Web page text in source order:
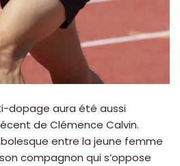
dopage aura été aussi
de Clémence Calvin.
entre la jeune femme
compagnon qui s’oppose